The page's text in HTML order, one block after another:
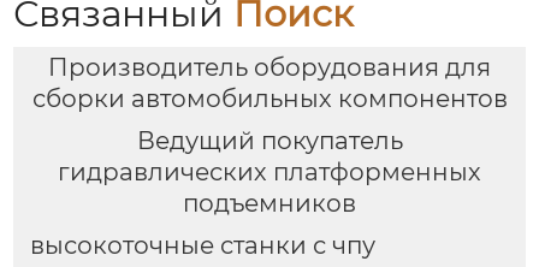
Связанный Поиск
Производитель оборудования для
сборки автомобильных компонентов
Ведущий покупатель
гидравлических платформенных
подъемников
высокоточные станки с чпу